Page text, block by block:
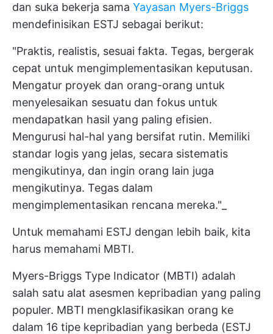
dan suka bekerja sama Yayasan Myers-Briggs
mendefinisikan ESTJ sebagai berikut:
"Praktis, realistis, sesuai fakta. Tegas, bergerak
cepat untuk mengimplementasikan keputusan.
Mengatur proyek dan orang-orang untuk
menyelesaikan sesuatu dan fokus untuk
mendapatkan hasil yang paling efisien.
Mengurusi hal-hal yang bersifat rutin. Memiliki
standar logis yang jelas, secara sistematis
mengikutinya, dan ingin orang lain juga
mengikutinya. Tegas dalam
mengimplementasikan rencana mereka."_
Untuk memahami ESTJ dengan lebih baik, kita
harus memahami MBTI.
Myers-Briggs Type Indicator (MBTI) adalah
salah satu alat asesmen kepribadian yang paling
populer. MBTI mengklasifikasikan orang ke
dalam 16 tipe kepribadian yang berbeda (ESTJ